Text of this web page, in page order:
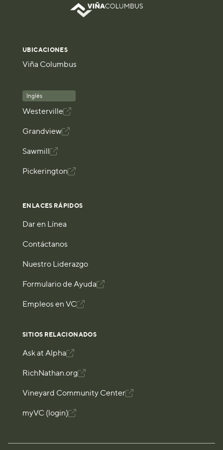
UBICACIONES
Viña Columbus
Inglés
Westerville
Grandview
Sawmill
Pickerington
ENLACES RÁPIDOS
Dar en Línea
Contáctanos
Nuestro Liderazgo
Formulario de Ayuda
Empleos en VC
SITIOS RELACIONADOS
Ask at Alpha
RichNathan.org
Vineyard Community Center
myVC (login)